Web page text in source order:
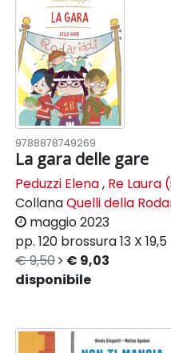
9788878749269
La gara delle gare
Peduzzi Elena, Re Laura
CollanaQuelli della
maggio 2023
pp. 120 brossura13 X 19,5
€ 9,50
€ 9,03
disponibile